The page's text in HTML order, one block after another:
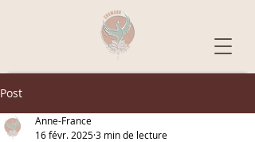
Post
Anne-France
16 févr. 20253 min de lecture